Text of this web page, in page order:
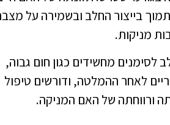
בייצור החלב ובשמירה על
מניקות.
מחשידים כגון חום גבוה,
לאחר ההמלטה, ודורשים טיפול
ורווחתה של האם המניקה.